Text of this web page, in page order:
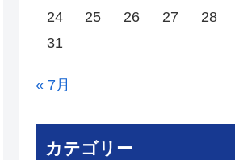
24
25 26 27 28
31
« 7月
カテゴリー